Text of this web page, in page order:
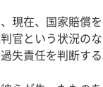
現在、国家賠償
官という状況の
失責任を判断する